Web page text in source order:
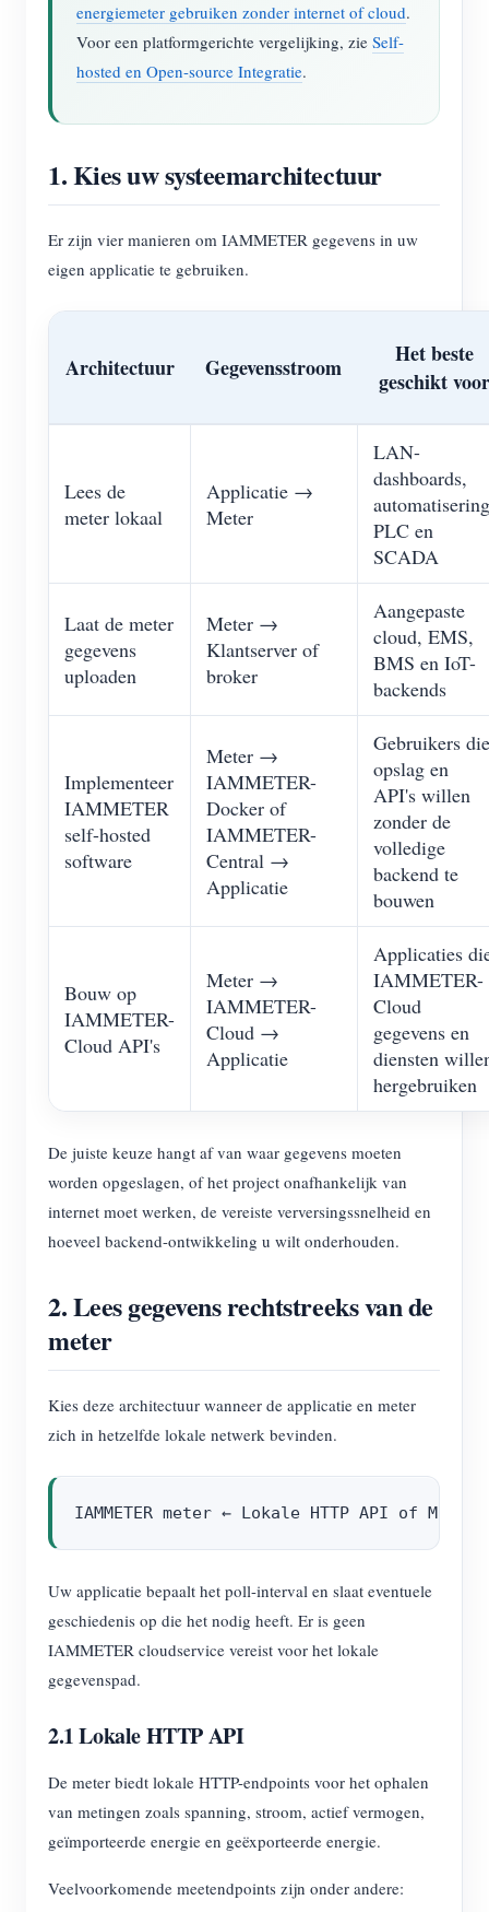
energiemeter gebruiken zonder internet of cloud.
Voor een platformgerichte vergelijking, zie Self-
hosted en Open-source Integratie.
1. Kies uw systeemarchitectuur
Er zijn vier manieren om IAMMETER gegevens in uw
eigen applicatie te gebruiken.
Architectuur Gegevensstroom
Het beste
geschikt voor
Lees de
meter lokaal
Applicatie →
Meter
LAN-
dashboards,
PLC en
SCADA
Laat de meter
gegevens
uploaden
Meter →
Klantserver of
broker
Aangepaste
cloud, EMS,
BMS en IoT-
backends
Implementeer
IAMMETER
self-hosted
software
Meter →
IAMMETER-
Docker of
IAMMETER-
Central →
Applicatie
Gebruikers die
opslag en
API's willen
zonder de
volledige
backend te
bouwen
Bouw op
IAMMETER-
Cloud API's
Meter →
IAMMETER-
Cloud →
Applicatie
Applicaties
IAMMETER-
Cloud
gegevens en
diensten
hergebruiken
De juiste keuze hangt af van waar gegevens moeten
worden opgeslagen, of het project onafhankelijk van
internet moet werken, de vereiste verversingssnelheid en
hoeveel backend-ontwikkeling u wilt onderhouden.
2. Lees gegevens rechtstreeks van de
meter
Kies deze architectuur wanneer de applicatie en meter
zich in hetzelfde lokale netwerk bevinden.
Uw applicatie bepaalt het poll-interval en slaat eventuele
geschiedenis op die het nodig heeft. Er is geen
IAMMETER cloudservice vereist voor het lokale
gegevenspad.
2.1 Lokale HTTP API
De meter biedt lokale HTTP-endpoints voor het ophalen
van metingen zoals spanning, stroom, actief vermogen,
geïmporteerde energie en geëxporteerde energie.
Veelvoorkomende meetendpoints zijn onder andere: